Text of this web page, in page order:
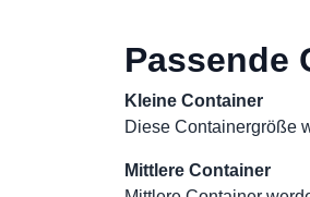
Passende
Kleine Container
Diese Containergröße
Mittlere Container